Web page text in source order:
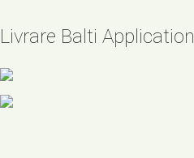
Livrare Balti Application